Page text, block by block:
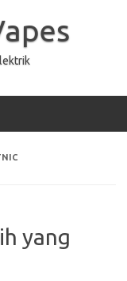
yang